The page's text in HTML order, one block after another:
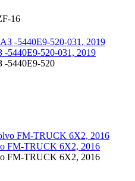
16
-5440Е9-520-031, 2019
-5440Е9-520
FM-TRUCK 6X2, 2016
FM-TRUCK 6X2, 2016